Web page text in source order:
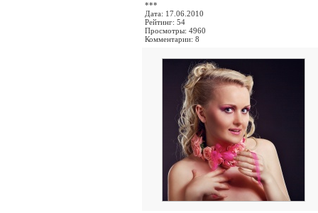
***
Дата: 17.06.2010
Рейтинг: 54
Просмотры: 4960
Комментарии: 8